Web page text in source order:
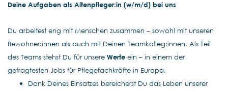
Deine Aufgaben als Altenpfleger:in (w/m/d) bei uns
Du arbeitest eng mit Menschen zusammen – sowohl mit unseren
Bewohner:innen als auch mit Deinen Teamkolleg:innen. Als Teil
des Teams stehst Du für unsere Werte ein – in einem der
gefragtesten Jobs für Pflegefachkräfte in Europa.
Dank Deines Einsatzes bereicherst Du das Leben unserer